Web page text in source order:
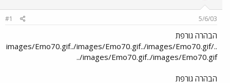
5/6/03
#1
הבהרה גורפת
../images/Emo70.gif../images/Emo70.gif../images/Emo70.gif
../images/Emo70.gif../images/Emo70.gif
הבהרה גורפת